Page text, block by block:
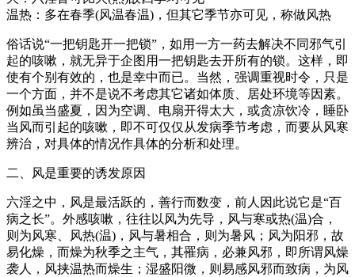
温热：多在春季(风温春温)，但其它季节亦可见，称做风热
俗话说“一把钥匙开一把锁”，如用一方一药去解决不同邪气引
起的咳嗽，就无异于企图用一把钥匙去开所有的锁。这样，即
使有个别有效的，也是幸中而已。当然，强调重视时令，只是
一个方面，并不是说不考虑其它诸如体质、居处环境等因素。
例如虽当盛夏，因为空调、电扇开得太大，或贪凉饮冷，睡卧
当风而引起的咳嗽，即不可仅仅从发病季节考虑，而要从风寒
辨治，对具体的情况作具体的分析和处理。
二、风是重要的诱发原因
六淫之中，风是最活跃的，善行而数变，前人因此说它是“百
病之长”。外感咳嗽，往往以风为先导，风与寒或热(温)合，
则为风寒、风热(温)，风与暑相合，则为暑风；风为阳邪，故
易化燥，而燥为秋季之主气，其罹病，必兼风邪，即所谓风燥
袭人，风挟温热而燥生；湿盛阳微，则易感风邪而致病，为风